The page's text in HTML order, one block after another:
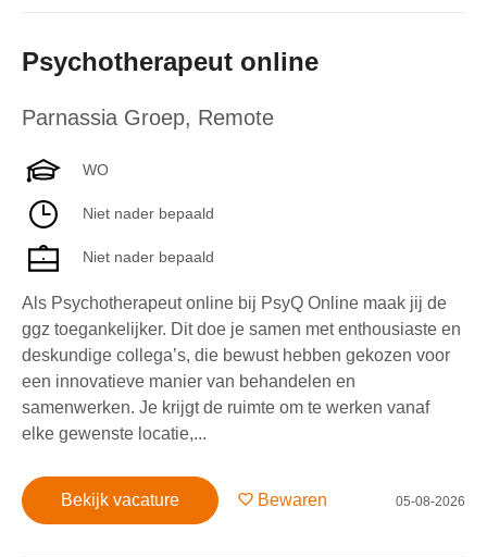
Psychotherapeut online
Parnassia Groep, Remote
WO
Niet nader bepaald
Niet nader bepaald
Als Psychotherapeut online bij PsyQ Online maak jij de
ggz toegankelijker. Dit doe je samen met enthousiaste en
deskundige collega’s, die bewust hebben gekozen voor
een innovatieve manier van behandelen en
samenwerken. Je krijgt de ruimte om te werken vanaf
elke gewenste locatie,...
Bekijk vacature Bewaren 05-08-2026